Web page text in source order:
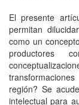
El presente
permitan
como un
productores
región? Se
intelectual para